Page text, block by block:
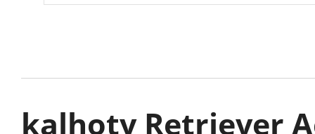
kalhoty Retriever